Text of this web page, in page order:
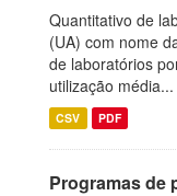
Quantitativo de
(UA) com nome
de laboratórios
utilização média...
CSV PDF
Programas de